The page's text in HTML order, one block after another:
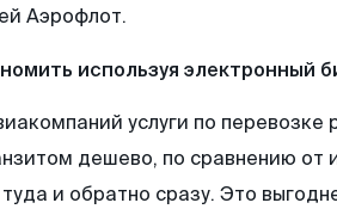
Аэрофлот.
используя электронный
услуги по перевозке
дешево, по сравнению от
и обратно сразу. Это